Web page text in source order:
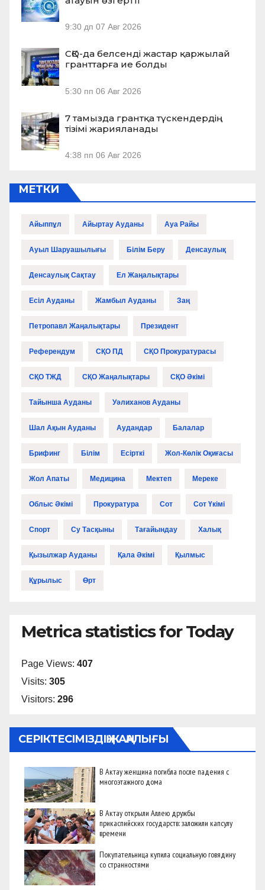
9:30 дп 07 Авг 2026
СҚО-да белсенді жастар қаржылай
гранттарға ие болды
5:30 пп 06 Авг 2026
7 тамызда грантқа түскендердің
тізімі жарияланады
4:38 пп 06 Авг 2026
МЕТКИ
Айыппұл Айыртау Ауданы Ауа Райы
Ауыл Шаруашылығы Білім Беру Денсаулық
Денсаулық Сақтау Ел Жаңалықтары
Есіл Ауданы Жамбыл Ауданы Заң
Петропавл Жаңалықтары Президент
Референдум СҚО ПД СҚО Прокуратурасы
СҚО ТЖД СҚО Жаңалықтары СҚО Әкімі
Тайынша Ауданы Уәлиханов Ауданы
Шал Ақын Ауданы Аудандар Балалар
Брифинг Білім Есірткі Жол-Көлік Оқиғасы
Жол Апаты Медицина Мектеп Мереке
Облыс Әкімі Прокуратура Сот Сот Үкімі
Спорт Су Тасқыны Тағайындау Халық
Қызылжар Ауданы Қала Әкімі Қылмыс
Құрылыс Өрт
Metrica statistics for Today
Page Views: 407
Visits: 305
Visitors: 296
СЕРІКТЕСІМІЗДІҢ ЖАҢАЛЫҒЫ
В Актау женщина погибла после падения с
многоэтажного дома
В Актау открыли Аллею дружбы
прикаспийских государств: заложили капсулу
времени
Покупательница купила социальную говядину
со странностями